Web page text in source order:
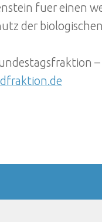
fuer einen
der